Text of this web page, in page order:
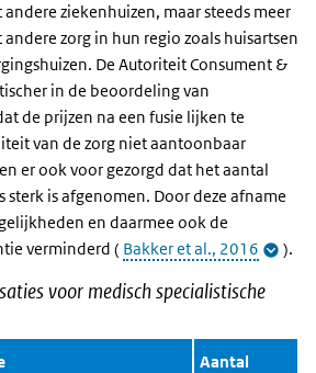
ziekenhuizen, maar steeds meer
zorg in hun regio zoals huisartsen
De Autoriteit Consument &
in de beoordeling van
de prijzen na een fusie lijken te
van de zorg niet aantoonbaar
er ook voor gezorgd dat het aantal
sterk is afgenomen. Door deze afname
en daarmee ook de
verminderd ( Bakker et al., 2016 ).
voor medisch specialistische
Aantal